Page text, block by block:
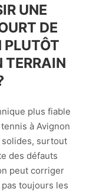
UNE
DE
PLUTÔT
TERRAIN
plus fiable
à Avignon
surtout
des défauts
peut corriger
toujours les